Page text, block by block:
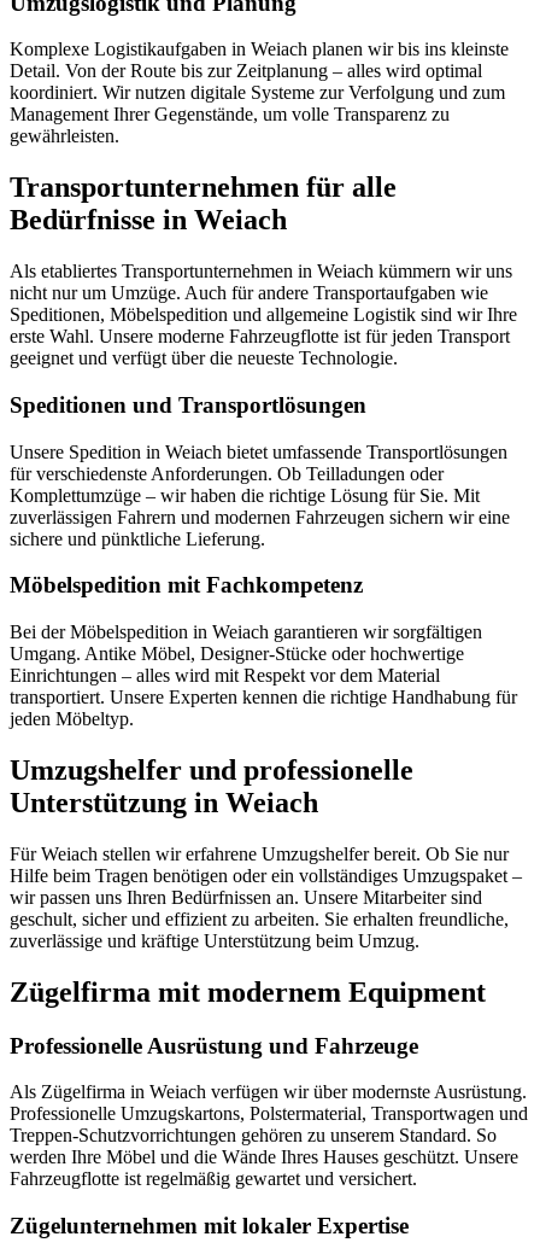
Komplexe Logistikaufgaben in Weiach planen wir bis ins kleinste
Detail. Von der Route bis zur Zeitplanung – alles wird optimal
koordiniert. Wir nutzen digitale Systeme zur Verfolgung und zum
Management Ihrer Gegenstände, um volle Transparenz zu
gewährleisten.
Transportunternehmen für alle
Bedürfnisse in Weiach
Als etabliertes Transportunternehmen in Weiach kümmern wir uns
nicht nur um Umzüge. Auch für andere Transportaufgaben wie
Speditionen, Möbelspedition und allgemeine Logistik sind wir Ihre
erste Wahl. Unsere moderne Fahrzeugflotte ist für jeden Transport
geeignet und verfügt über die neueste Technologie.
Speditionen und Transportlösungen
Unsere Spedition in Weiach bietet umfassende Transportlösungen
für verschiedenste Anforderungen. Ob Teilladungen oder
Komplettumzüge – wir haben die richtige Lösung für Sie. Mit
zuverlässigen Fahrern und modernen Fahrzeugen sichern wir eine
sichere und pünktliche Lieferung.
Möbelspedition mit Fachkompetenz
Bei der Möbelspedition in Weiach garantieren wir sorgfältigen
Umgang. Antike Möbel, Designer-Stücke oder hochwertige
Einrichtungen – alles wird mit Respekt vor dem Material
transportiert. Unsere Experten kennen die richtige Handhabung für
jeden Möbeltyp.
Umzugshelfer und professionelle
Unterstützung in Weiach
Für Weiach stellen wir erfahrene Umzugshelfer bereit. Ob Sie nur
Hilfe beim Tragen benötigen oder ein vollständiges Umzugspaket –
wir passen uns Ihren Bedürfnissen an. Unsere Mitarbeiter sind
geschult, sicher und effizient zu arbeiten. Sie erhalten freundliche,
zuverlässige und kräftige Unterstützung beim Umzug.
Zügelfirma mit modernem Equipment
Professionelle Ausrüstung und Fahrzeuge
Als Zügelfirma in Weiach verfügen wir über modernste Ausrüstung.
Professionelle Umzugskartons, Polstermaterial, Transportwagen und
Treppen-Schutzvorrichtungen gehören zu unserem Standard. So
werden Ihre Möbel und die Wände Ihres Hauses geschützt. Unsere
Fahrzeugflotte ist regelmäßig gewartet und versichert.
Zügelunternehmen mit lokaler Expertise